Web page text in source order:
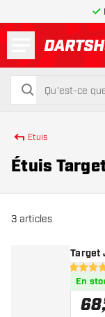
rechercher
rechercher
Etuis
Étuis
3 articles
Target
4 étoiles
En
68